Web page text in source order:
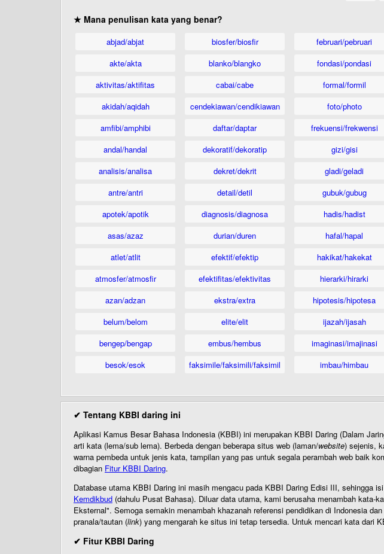
★ Mana penulisan kata yang benar?
abjad/abjat
akte/akta
aktivitas/aktifitas
akidah/aqidah
amfibi/amphibi
andal/handal
analisis/analisa
antre/antri
apotek/apotik
asas/azaz
atlet/atlit
atmosfer/atmosfir
azan/adzan
belum/belom
bengep/bengap
besok/esok
biosfer/biosfir
blanko/blangko
cabai/cabe
cendekiawan/cendikiawan
daftar/daptar
dekoratif/dekoratip
dekret/dekrit
detail/detil
diagnosis/diagnosa
durian/duren
efektif/efektip
efektifitas/efektivitas
ekstra/extra
elite/elit
embus/hembus
faksimile/faksimili/faksimil
februari/pebruari
fondasi/pondasi
formal/formil
foto/photo
frekuensi/frekwensi
gizi/gisi
gladi/geladi
gubuk/gubug
hadis/hadist
hafal/hapal
hakikat/hakekat
hierarki/hirarki
hipotesis/hipotesa
ijazah/ijasah
imaginasi/imajinasi
imbau/himbau
✔ Tentang KBBI daring ini
Aplikasi Kamus Besar Bahasa Indonesia (KBBI) ini merupakan KBBI Daring (Dalam
arti kata (lema/sub lema). Berbeda dengan beberapa situs web (laman/website) sejenis,
warna pembeda untuk jenis kata, tampilan yang pas untuk segala perambah web baik
dibagian Fitur KBBI Daring.
Database utama KBBI Daring ini masih mengacu pada KBBI Daring Edisi III, sehingga
Kemdikbud (dahulu Pusat Bahasa). Diluar data utama, kami berusaha menambah kata-
Eksternal". Semoga semakin menambah khazanah referensi pendidikan di Indonesia
pranala/tautan (link) yang mengarah ke situs ini tetap tersedia. Untuk mencari kata dari
✔ Fitur KBBI Daring